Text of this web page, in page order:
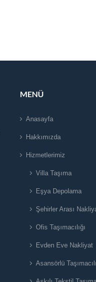
MENÜ
Anasayfa
Hakkımızda
Hizmetlerimiz
Villa Taşıma
Eşya Depolama
Şehirler Arası
Ofis Taşımacılığı
Evden Eve Nakliyat
Asansörlü